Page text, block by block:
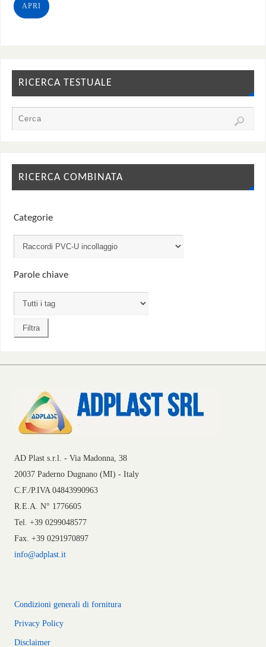
APRI
RICERCA TESTUALE
RICERCA COMBINATA
Categorie
Parole chiave
AD Plast s.r.l. - Via Madonna, 38
20037 Paderno Dugnano (MI) - Italy
C.F./P.IVA 04843990963
R.E.A. N° 1776605
Tel. +39 0299048577
Fax. +39 0291970897
info@adplast.it
Condizioni generali di fornitura
Privacy Policy
Disclaimer